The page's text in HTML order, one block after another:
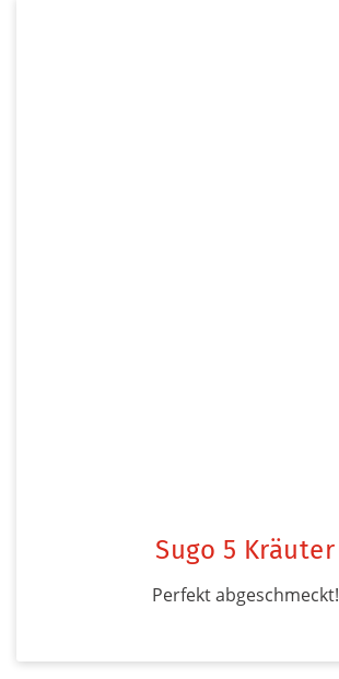
Sugo 5 Kräuter
Perfekt abgeschmeckt!